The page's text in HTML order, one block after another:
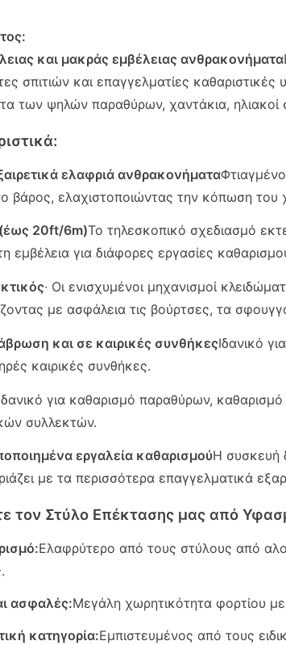
και μακράς εμβέλειας ανθρακονήματα
σπιτιών και επαγγελματίες
των ψηλών παραθύρων, χαντάκια, ηλιακοί
ελαφριά ανθρακονήματα
βάρος, ελαχιστοποιώντας την κόπωση του
20ft/6m)Το τηλεσκοπικό σχεδιασμό
εμβέλεια για διάφορες εργασίες
∙ Οι ενισχυμένοι μηχανισμοί
με ασφάλεια τις βούρτσες, τα
και σε καιρικές συνθήκεςΙδανικό
καιρικές συνθήκες.
για καθαρισμό παραθύρων,
συλλεκτών.
εργαλεία καθαρισμούΗ συσκευή
με τα περισσότερα επαγγελματικά
τον Στύλο Επέκτασης μας από
Ελαφρύτερο από τους στύλους από
ασφαλές:Μεγάλη χωρητικότητα φορτίου
κατηγορία:Εμπιστευμένος από τους